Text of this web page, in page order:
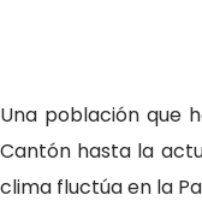
Una población que
Cantón hasta la
clima fluctúa en la